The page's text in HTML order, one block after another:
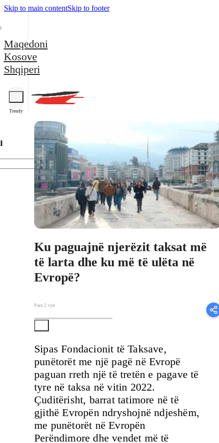
Skip to main contentSkip to footer
Maqedoni
Kosove
Shqiperi
Trendy
Ku paguajnë njerëzit taksat më
të larta dhe ku më të ulëta në
Evropë?
Para 2 vjet
Sipas Fondacionit të Taksave,
punëtorët me një pagë në Evropë
paguan rreth një të tretën e pagave të
tyre në taksa në vitin 2022.
Çuditërisht, barrat tatimore në të
gjithë Evropën ndryshojnë ndjeshëm,
me punëtorët në Evropën
Perëndimore dhe vendet më të